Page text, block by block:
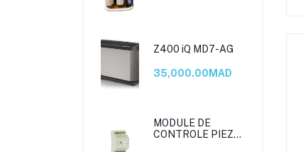
Z400 iQ MD7-AG
35,000.00MAD
MODULE DE
CONTROLE PIEZO